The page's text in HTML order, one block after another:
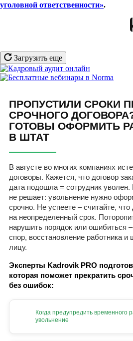
уголовной ответственности».
Загрузить еще
ПРОПУСТИЛИ СРОКИ
СРОЧНОГО
ГОТОВЫ ОФОРМИТЬ
В ШТАТ
В августе во многих компаниях
договоры. Кажется, что договор
дата подошла = сотрудник уволен.
не решает: увольнение нужно
срочно. Не успеете – считайте, что
на неопределенный срок.
нарушить порядок или ошибиться
спор, восстановление работника
лицу.
Эксперты Kadrovik PRO
которая поможет прекратить
без ошибок:
Когда предупредить временного
увольнение